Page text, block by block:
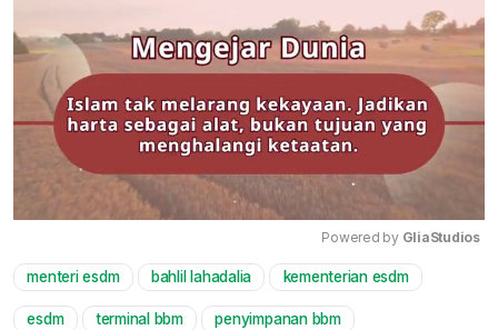
Mute
Powered by GliaStudios
menteri esdm bahlil lahadalia kementerian esdm
esdm terminal bbm penyimpanan bbm